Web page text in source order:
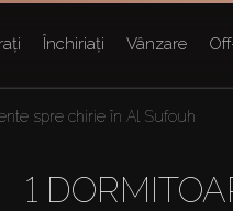
Închiriați Vânzare
spre chirie în Al Sufouh
1